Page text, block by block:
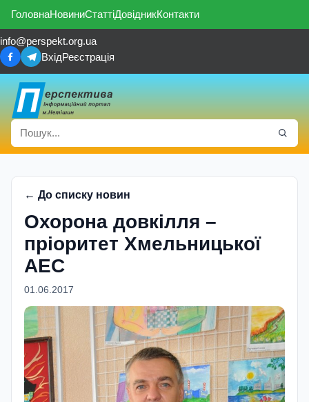
ГоловнаНовиниСтаттіДовідникКонтакти
info@perspekt.org.ua
ВхідРеєстрація
← До списку новин
Охорона довкілля –
пріоритет Хмельницької
АЕС
01.06.2017